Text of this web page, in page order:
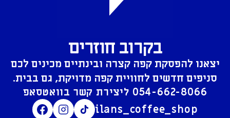
בקרוב חוזרים
יצאנו להפסקת קפה קצרה ובינתיים מכינים לכם
סניפים חדשים לחוויית קפה מדויקת, גם בבית.
054-662-8066
ilans_coffee_shop